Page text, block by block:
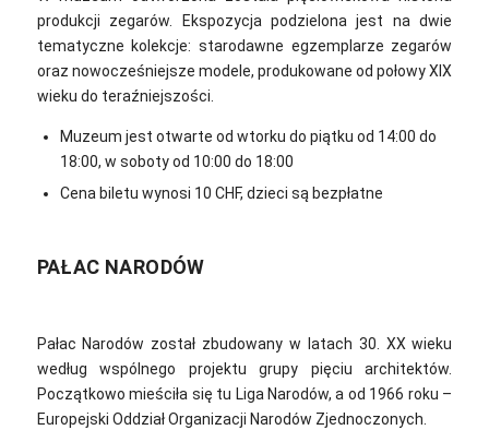
produkcji zegarów. Ekspozycja podzielona jest na dwie
tematyczne kolekcje: starodawne egzemplarze zegarów
oraz nowocześniejsze modele, produkowane od połowy XIX
wieku do teraźniejszości.
Muzeum jest otwarte od wtorku do piątku od 14:00 do
18:00, w soboty od 10:00 do 18:00
Cena biletu wynosi 10 CHF, dzieci są bezpłatne
PAŁAC NARODÓW
Pałac Narodów został zbudowany w latach 30. XX wieku
według wspólnego projektu grupy pięciu architektów.
Początkowo mieściła się tu Liga Narodów, a od 1966 roku –
Europejski Oddział Organizacji Narodów Zjednoczonych.